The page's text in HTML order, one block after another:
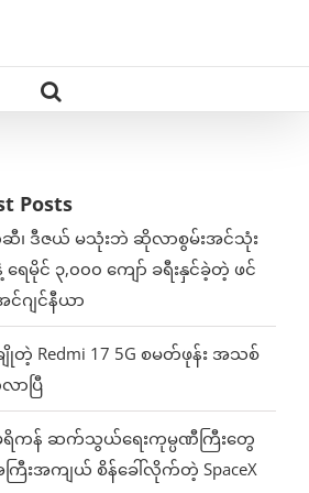
Posts
၊ ဒီဇယ် မသုံးဘဲ ဆိုလာစွမ်းအင်သုံး
ေမိုင် ၃,၀၀၀ ကျော် ခရီးနှင်ခဲ့တဲ့ ဖင်
ဂျင်နီယာ
ျိုတဲ့ Redmi 17 5G စမတ်ဖုန်း အသစ်
ပြီ
ရိကန် ဆက်သွယ်ရေးကုမ္ပဏီကြီးတွေ
ြီးအကျယ် စိန်ခေါ်လိုက်တဲ့ SpaceX